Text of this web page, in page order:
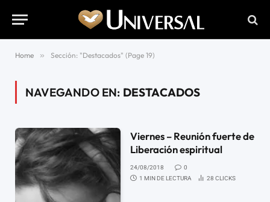
Home » Sección: "Destacados" (Page 19)
NAVEGANDO EN: DESTACADOS
Viernes – Reunión fuerte de
Liberación espiritual
24/08/2018
0
1 MIN DE LECTURA
28CLICKS